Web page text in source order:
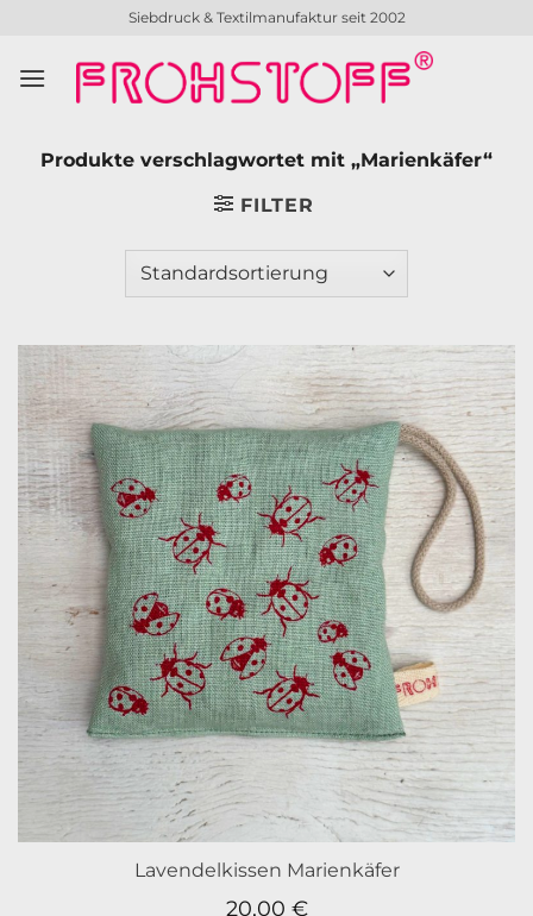
springen
Siebdruck & Textilmanufaktur seit 2002
Produkte verschlagwortet mit „Marienkäfer“
FILTER
Lavendelkissen Marienkäfer
20,00 €